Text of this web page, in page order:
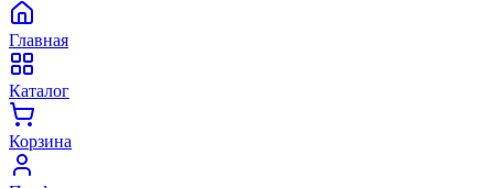
Главная
Каталог
Корзина